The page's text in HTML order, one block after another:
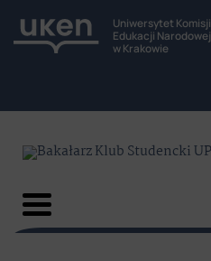
Uniwersytet Komisji
Edukacji Narodowej
w Krakowie